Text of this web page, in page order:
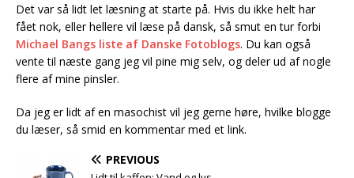
Det var så lidt let læsning at starte på. Hvis du ikke helt har
fået nok, eller hellere vil læse på dansk, så smut en tur forbi
Michael Bangs liste af Danske Fotoblogs. Du kan også
vente til næste gang jeg vil pine mig selv, og deler ud af nogle
flere af mine pinsler.
Da jeg er lidt af en masochist vil jeg gerne høre, hvilke blogge
du læser, så smid en kommentar med et link.
PREVIOUS